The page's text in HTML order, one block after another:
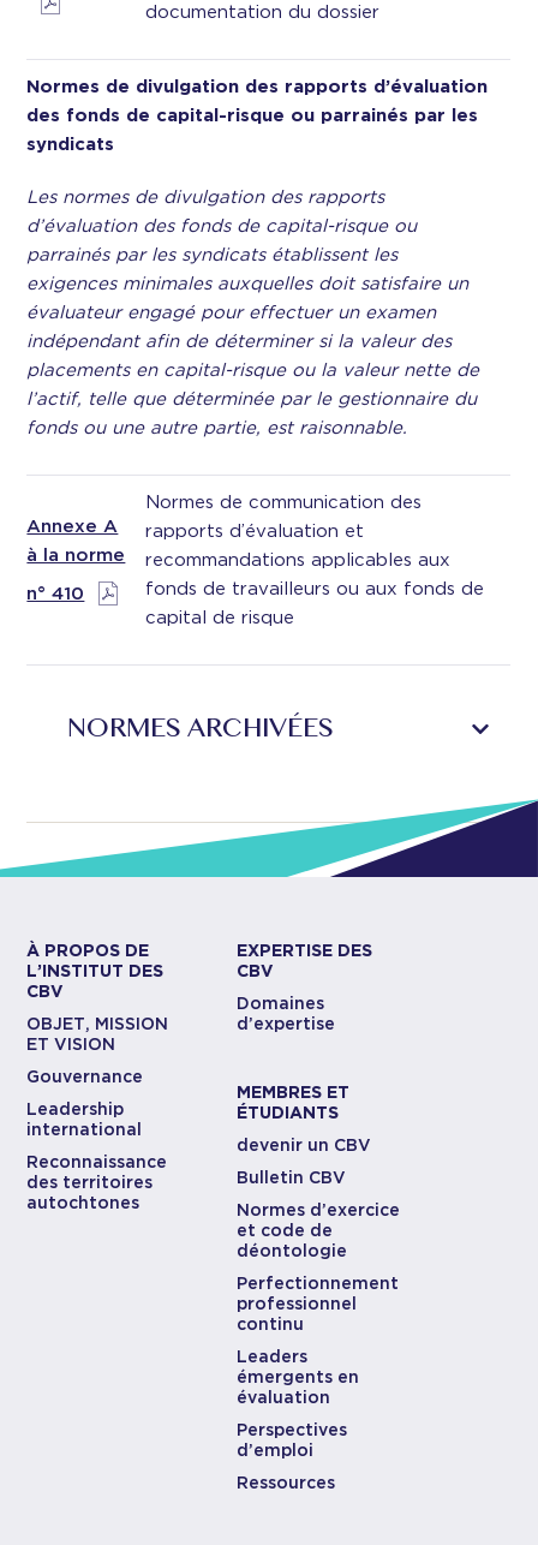
documentation du dossier
Normes de divulgation des rapports d’évaluation
des fonds de capital-risque ou parrainés par les
syndicats
Les normes de divulgation des rapports
d’évaluation des fonds de capital-risque ou
parrainés par les syndicats établissent les
exigences minimales auxquelles doit satisfaire un
évaluateur engagé pour effectuer un examen
indépendant afin de déterminer si la valeur des
placements en capital-risque ou la valeur nette de
l’actif, telle que déterminée par le gestionnaire du
fonds ou une autre partie, est raisonnable.
Annexe A
à la norme
n° 410
Normes de communication des
rapports d’évaluation et
recommandations applicables aux
fonds de travailleurs ou aux fonds de
capital de risque
NORMES ARCHIVÉES
À PROPOS DE
L’INSTITUT DES
CBV
OBJET, MISSION
ET VISION
Gouvernance
Leadership
international
Reconnaissance
des territoires
autochtones
EXPERTISE DES
CBV
Domaines
d’expertise
MEMBRES ET
ÉTUDIANTS
devenir un CBV
Bulletin CBV
Normes d’exercice
et code de
déontologie
Perfectionnement
professionnel
continu
Leaders
émergents en
évaluation
Perspectives
d’emploi
Ressources